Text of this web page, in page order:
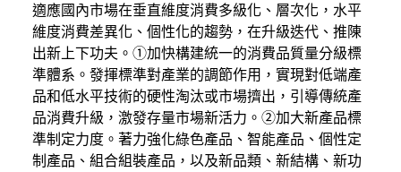
適應國內市場在垂直維度消費多級化、層次化，水平
維度消費差異化、個性化的趨勢，在升級迭代、推陳
出新上下功夫。①加快構建統一的消費品質量分級標
準體系。發揮標準對產業的調節作用，實現對低端產
品和低水平技術的硬性淘汰或市場擠出，引導傳統產
品消費升級，激發存量市場新活力。②加大新產品標
準制定力度。著力強化綠色產品、智能產品、個性定
制產品、組合組裝產品，以及新品類、新結構、新功